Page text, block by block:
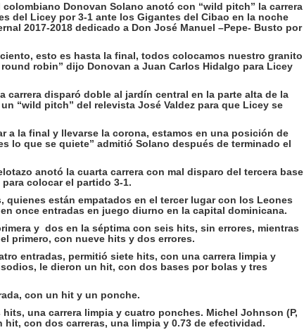
colombiano Donovan Solano anotó con “wild pitch” la carrera
del Licey por 3-1 ante los Gigantes del Cibao en la noche
2017-2018 dedicado a Don José Manuel –Pepe- Busto por
esto es hasta la final, todos colocamos nuestro granito
robin” dijo Donovan a Juan Carlos Hidalgo para Licey
carrera disparó doble al jardín central en la parte alta de la
“wild pitch” del relevista José Valdez para que Licey se
a la final y llevarse la corona, estamos en una posición de
lo que se quiete” admitió Solano después de terminado el
anotó la cuarta carrera con mal disparo del tercera base
colocar el partido 3-1.
quienes están empatados en el tercer lugar con los Leones
once entradas en juego diurno en la capital dominicana.
y dos en la séptima con seis hits, sin errores, mientras
primero, con nueve hits y dos errores.
entradas, permitió siete hits, con una carrera limpia y
le dieron un hit, con dos bases por bolas y tres
con un hit y un ponche.
una carrera limpia y cuatro ponches. Michel Johnson (P,
con dos carreras, una limpia y 0.73 de efectividad.